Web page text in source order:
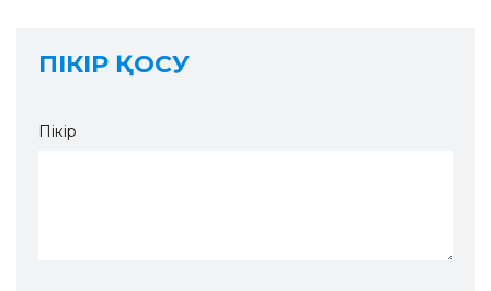
ПІКІР ҚОСУ
Пікір